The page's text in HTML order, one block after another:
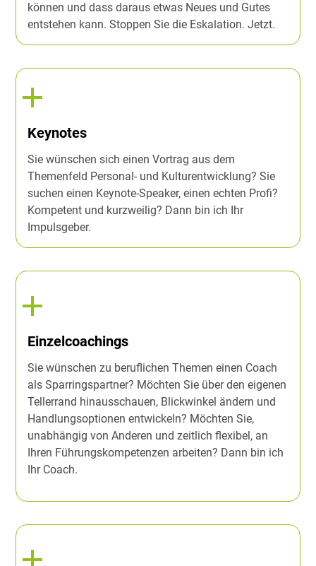
können und dass daraus etwas Neues und Gutes
entstehen kann. Stoppen Sie die Eskalation. Jetzt.
Keynotes
Sie wünschen sich einen Vortrag aus dem
Themenfeld Personal- und Kulturentwicklung? Sie
suchen einen Keynote-Speaker, einen echten Profi?
Kompetent und kurzweilig? Dann bin ich Ihr
Impulsgeber.
Einzelcoachings
Sie wünschen zu beruflichen Themen einen Coach
als Sparringspartner? Möchten Sie über den eigenen
Tellerrand hinausschauen, Blickwinkel ändern und
Handlungsoptionen entwickeln? Möchten Sie,
unabhängig von Anderen und zeitlich flexibel, an
Ihren Führungskompetenzen arbeiten? Dann bin ich
Ihr Coach.